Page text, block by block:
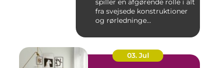
spiller en afgørende rolle i alt
fra svejsede konstruktioner
og rørledninge...
03. Jul